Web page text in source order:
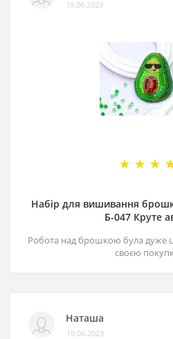
19.06.2023
Набір для вишивання
Б-047 Круте
Робота над брошкою була дуже
своєю
Наташа
19.06.2023